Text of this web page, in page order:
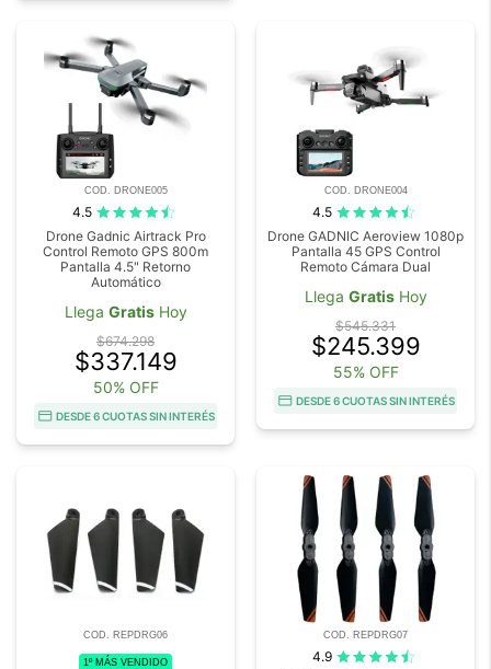
COD. DRONE005
4.5
Drone Gadnic Airtrack Pro
Control Remoto GPS 800m
Pantalla 4.5" Retorno
Automático
Llega GratisHoy
$674.298
$337.149
50% OFF
DESDE 6 CUOTAS SIN INTERÉS
COD. DRONE004
4.5
Drone GADNIC Aeroview 1080p
Pantalla 45 GPS Control
Remoto Cámara Dual
Llega GratisHoy
$545.331
$245.399
55% OFF
DESDE 6 CUOTAS SIN INTERÉS
COD. REPDRG06
1º MÁS VENDIDO
COD. REPDRG07
4.9